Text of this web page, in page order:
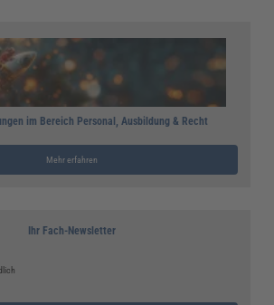
im Bereich Personal, Ausbildung & Recht
Mehr erfahren
Ihr Fach-Newsletter